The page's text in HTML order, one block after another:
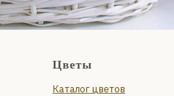
Цветы
Каталог цветов